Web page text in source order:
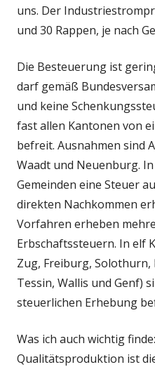
uns. Der
und 30 Rappen, je nach
Die Besteuerung ist
darf gemäß
und keine
fast allen Kantonen von
befreit. Ausnahmen sind
Waadt und Neuenburg.
Gemeinden eine Steuer
direkten Nachkommen
Vorfahren erheben
Erbschaftssteuern. In elf
Zug, Freiburg, Solothurn,
Tessin, Wallis und Genf)
steuerlichen Erhebung
Was ich auch wichtig
Qualitätsproduktion ist